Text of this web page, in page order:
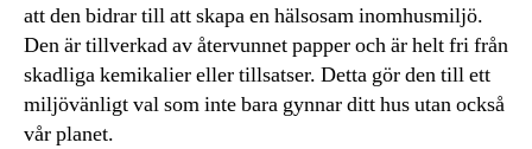
att den bidrar till att skapa en hälsosam inomhusmiljö.
Den är tillverkad av återvunnet papper och är helt fri från
skadliga kemikalier eller tillsatser. Detta gör den till ett
miljövänligt val som inte bara gynnar ditt hus utan också
vår planet.